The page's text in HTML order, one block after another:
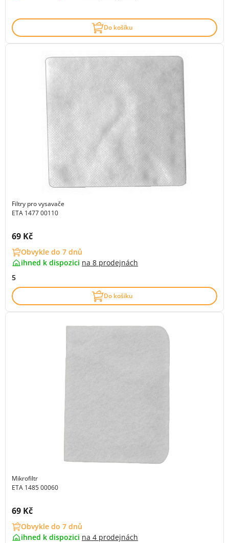
Do košíku
Filtry pro vysavače
ETA 1477 00110
Cena s DPH:
69 Kč
Obvykle do 7 dnů
ihned k dispozici na 8 prodejnách
5
Do košíku
Mikrofiltr
ETA 1485 00060
Cena s DPH:
69 Kč
Obvykle do 7 dnů
ihned k dispozici na 4 prodejnách